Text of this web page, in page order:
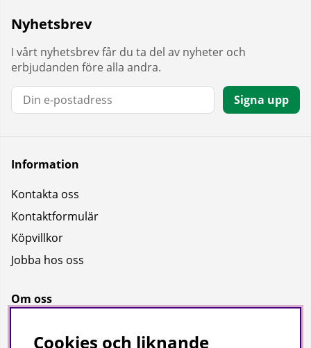
Nyhetsbrev
I vårt nyhetsbrev får du ta del av nyheter och
erbjudanden före alla andra.
E-post:
Signa upp
Information
Kontakta oss
Kontaktformulär
Köpvillkor
Jobba hos oss
Om oss
Cookies och liknande